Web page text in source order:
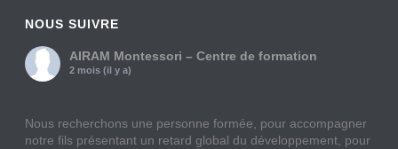
NOUS SUIVRE
AIRAM Montessori – Centre de formation
2 mois (il y a)
Nous recherchons une personne formée, pour accompagner
notre fils présentant un retard global du développement, pour